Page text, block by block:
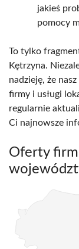
jakieś
pomocy
To tylko
Kętrzyna.
nadzieję, że
firmy i usługi
regularnie
Ci najnowsze
Oferty firm